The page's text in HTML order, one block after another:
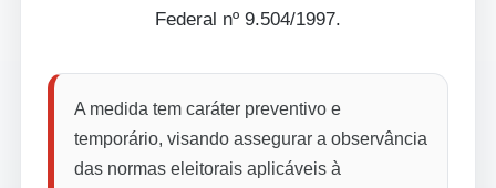
Federal nº 9.504/1997.
A medida tem caráter preventivo e
temporário, visando assegurar a observância
das normas eleitorais aplicáveis à